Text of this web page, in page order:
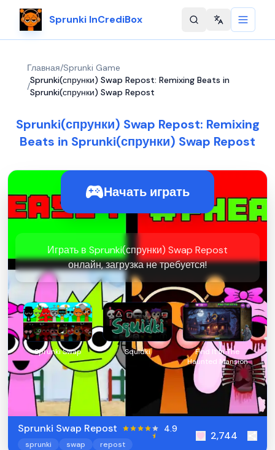
Sprunki InCrediBox Change
Главная/Sprunki Game
/
Sprunki(спрунки) Swap Repost: Remixing Beats in
Sprunki(спрунки) Swap Repost
Sprunki(спрунки) Swap Repost: Remixing
Beats in Sprunki(спрунки) Swap Repost
Начать играть
Играть в Sprunki(спрунки) Swap Repost
онлайн, загрузка не требуется!
Sprunki Swap Squidki
Find It In The
Haunted Mansion
Sprunki Swap Repost 4.9
sprunki swap repost
2,744